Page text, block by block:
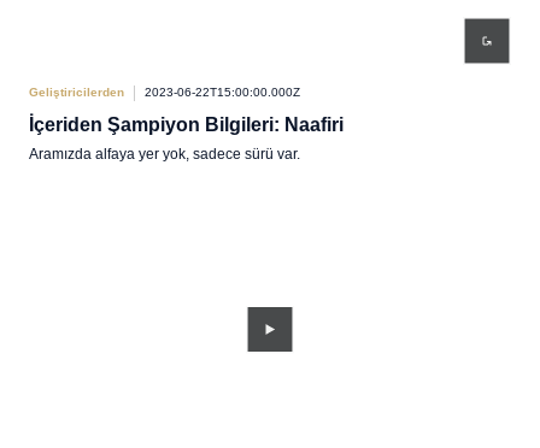
Geliştiricilerden 2023-06-22T15:00:00.000Z
İçeriden Şampiyon Bilgileri: Naafiri
Aramızda alfaya yer yok, sadece sürü var.